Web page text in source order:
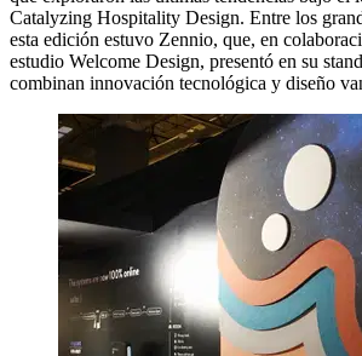
Catalyzing Hospitality Design. Entre los
esta edición estuvo Zennio, que, en
estudio Welcome Design, presentó en su
combinan innovación tecnológica y diseño